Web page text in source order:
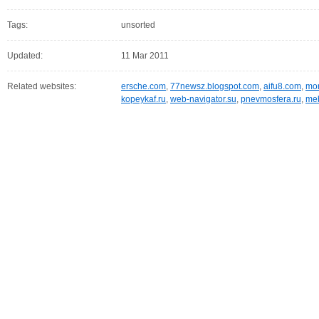
Tags: unsorted
Updated: 11 Mar 2011
Related websites: ersche.com, 77newsz.blogspot.com, aifu8.com,
kopeykaf.ru, web-navigator.su, pnevmosfera.ru,